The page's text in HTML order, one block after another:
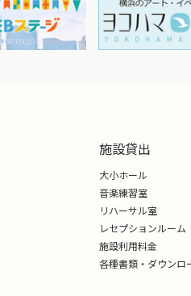
施設貸出
大小ホール
音楽練習室
リハーサル室
レセプションルーム
施設利用料金
各種書類・ダウンロ